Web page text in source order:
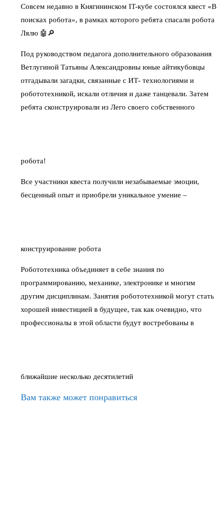
Совсем недавно в Княгининском IT-кубе состоялся квест «В
поисках робота», в рамках которого ребята спасали робота
Лялю 🤖🔎
Под руководством педагога дополнительного образования
Ветлугиной Татьяны Александровны юные айтикубовцы
отгадывали загадки, связанные с ИТ- технологиями и
робототехникой, искали отличия и даже танцевали. Затем
ребята сконструировали из Лего своего собственного
робота!
Все участники квеста получили незабываемые эмоции,
бесценный опыт и приобрели уникальное умение –
конструирование робота
Робототехника объединяет в себе знания по
программированию, механике, электронике и многим
другим дисциплинам. Занятия робототехникой могут стать
хорошей инвестицией в будущее, так как очевидно, что
профессионалы в этой области будут востребованы в
ближайшие несколько десятилетий
Вам также может понравиться